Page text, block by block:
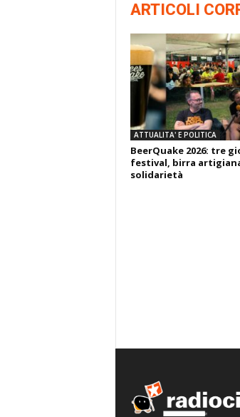
ARTICOLI
ATTUALITA' E POLITICA
BeerQuake 2026: tre
festival, birra
solidarietà